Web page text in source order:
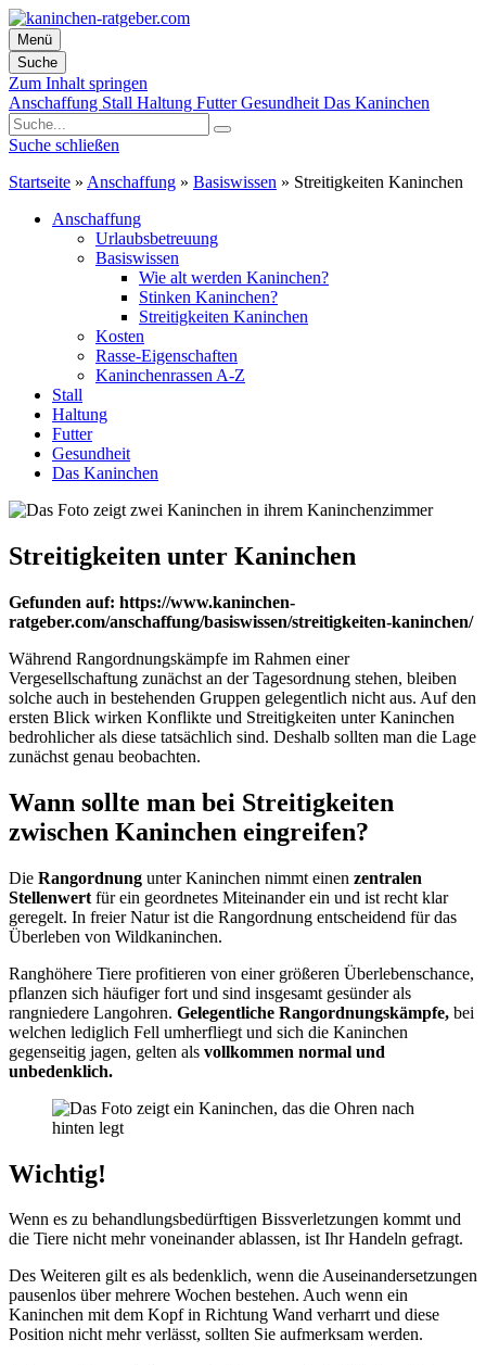
Menü
Suche
Zum Inhalt springen
Anschaffung Stall Haltung FutterGesundheit Das Kaninchen
Suche schließen
Startseite » Anschaffung » Basiswissen » Streitigkeiten Kaninchen
Anschaffung
Urlaubsbetreuung
Basiswissen
Wie alt werden Kaninchen?
Stinken Kaninchen?
Streitigkeiten Kaninchen
Kosten
Rasse-Eigenschaften
Kaninchenrassen A-Z
Stall
Haltung
Futter
Gesundheit
Das Kaninchen
Streitigkeiten unter Kaninchen
Gefunden auf: https://www.kaninchen-
ratgeber.com/anschaffung/basiswissen/streitigkeiten-kaninchen/
Während Rangordnungskämpfe im Rahmen einer
Vergesellschaftung zunächst an der Tagesordnung stehen, bleiben
solche auch in bestehenden Gruppen gelegentlich nicht aus. Auf den
ersten Blick wirken Konflikte und Streitigkeiten unter Kaninchen
bedrohlicher als diese tatsächlich sind. Deshalb sollten man die Lage
zunächst genau beobachten.
Wann sollte man bei Streitigkeiten
zwischen Kaninchen eingreifen?
Die Rangordnung unter Kaninchen nimmt einen zentralen
Stellenwert für ein geordnetes Miteinander ein und ist recht klar
geregelt. In freier Natur ist die Rangordnung entscheidend für das
Überleben von Wildkaninchen.
Ranghöhere Tiere profitieren von einer größeren Überlebenschance,
pflanzen sich häufiger fort und sind insgesamt gesünder als
rangniedere Langohren. Gelegentliche Rangordnungskämpfe, bei
welchen lediglich Fell umherfliegt und sich die Kaninchen
gegenseitig jagen, gelten als vollkommen normal und
unbedenklich.
Wichtig!
Wenn es zu behandlungsbedürftigen Bissverletzungen kommt und
die Tiere nicht mehr voneinander ablassen, ist Ihr Handeln gefragt.
Des Weiteren gilt es als bedenklich, wenn die Auseinandersetzungen
pausenlos über mehrere Wochen bestehen. Auch wenn ein
Kaninchen mit dem Kopf in Richtung Wand verharrt und diese
Position nicht mehr verlässt, sollten Sie aufmerksam werden.